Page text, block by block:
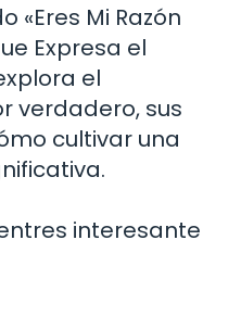
«Eres Mi Razón
Expresa el
el
verdadero, sus
cultivar una
interesante